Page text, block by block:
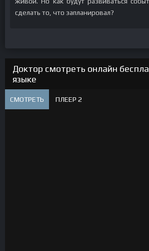
сделать то, что запланировал?
Доктор смотреть онлайн
языке
СМОТРЕТЬ ПЛЕЕР 2